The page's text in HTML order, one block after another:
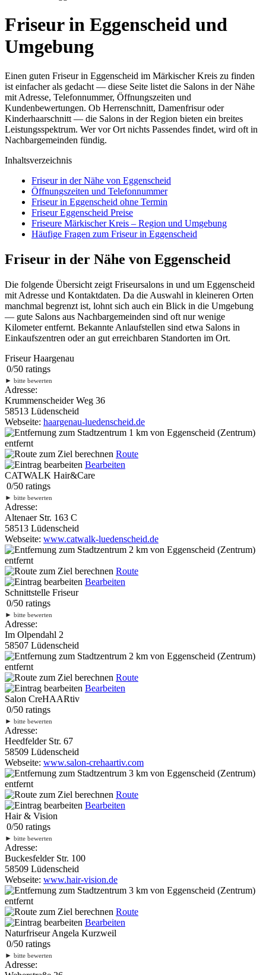
Friseur in Eggenscheid und
Umgebung
Einen guten Friseur in Eggenscheid im Märkischer Kreis zu finden
ist einfacher als gedacht — diese Seite listet die Salons in der Nähe
mit Adresse, Telefonnummer, Öffnungszeiten und
Kundenbewertungen. Ob Herrenschnitt, Damenfrisur oder
Kinderhaarschnitt — die Salons in der Region bieten ein breites
Leistungsspektrum. Wer vor Ort nichts Passendes findet, wird oft in
Nachbargemeinden fündig.
Inhaltsverzeichnis
Friseur in der Nähe von Eggenscheid
Öffnungszeiten und Telefonnummer
Friseur in Eggenscheid ohne Termin
Friseur Eggenscheid Preise
Friseure Märkischer Kreis – Region und Umgebung
Häufige Fragen zum Friseur in Eggenscheid
Friseur in der Nähe von Eggenscheid
Die folgende Übersicht zeigt Friseursalons in und um Eggenscheid
mit Adresse und Kontaktdaten. Da die Auswahl in kleineren Orten
manchmal begrenzt ist, lohnt sich auch ein Blick in die Umgebung
— gute Salons aus Nachbargemeinden sind oft nur wenige
Kilometer entfernt. Bekannte Anlaufstellen sind etwa Salons in
Einkaufszentren oder an gut erreichbaren Standorten im Ort.
Friseur Haargenau
0/50 ratings
► bitte bewerten
Adresse:
Krummenscheider Weg 36
58513 Lüdenscheid
Webseite: haargenau-luedenscheid.de
1 km von Eggenscheid (Zentrum)
entfernt
Route
Bearbeiten
CATWALK Hair&Care
0/50 ratings
► bitte bewerten
Adresse:
Altenaer Str. 163 C
58513 Lüdenscheid
Webseite: www.catwalk-luedenscheid.de
2 km von Eggenscheid (Zentrum)
entfernt
Route
Bearbeiten
Schnittstelle Friseur
0/50 ratings
► bitte bewerten
Adresse:
Im Olpendahl 2
58507 Lüdenscheid
2 km von Eggenscheid (Zentrum)
entfernt
Route
Bearbeiten
Salon CreHAARtiv
0/50 ratings
► bitte bewerten
Adresse:
Heedfelder Str. 67
58509 Lüdenscheid
Webseite: www.salon-crehaartiv.com
3 km von Eggenscheid (Zentrum)
entfernt
Route
Bearbeiten
Hair & Vision
0/50 ratings
► bitte bewerten
Adresse:
Buckesfelder Str. 100
58509 Lüdenscheid
Webseite: www.hair-vision.de
3 km von Eggenscheid (Zentrum)
entfernt
Route
Bearbeiten
Naturfriseur Angela Kurzweil
0/50 ratings
► bitte bewerten
Adresse: